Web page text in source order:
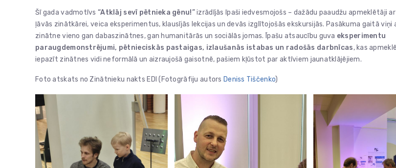
Šī gada vadmotīvs“Atklāj sevī pētnieka gēnu!”izrādījās īpaši iedvesmojošs – dažādu paaudžu apmeklētāji
ļāvās zinātkārei, veica eksperimentus, klausījās lekcijas un devās izglītojošās ekskursijās. Pasākuma gaitā viņi
zinātne vieno gan dabaszinātnes, gan humanitārās un sociālās jomas. Īpašu atsaucību guva eksperimentu
paraugdemonstrējumi, pētnieciskās pastaigas, izlaušanās istabas un radošās darbnīcas, kas
iepazīt zinātnes vidi neformālā un aizraujošā gaisotnē, pašiem kļūstot par aktīviem jaunatklājējiem.
Foto atskats no Zinātnieku nakts EDI (Fotogrāfiju autors Deniss Tiščenko)